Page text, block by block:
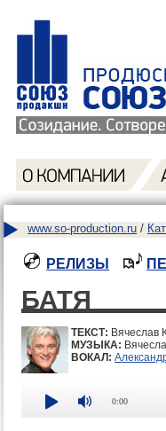
www.so-production.ru /
РЕЛИЗЫ
БАТЯ
ТЕКСТ: Вячеслав
МУЗЫКА:
ВОКАЛ:
0:00